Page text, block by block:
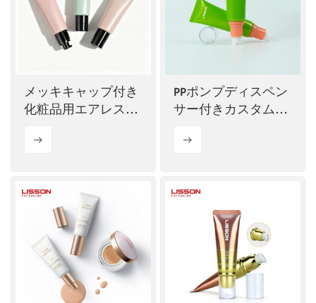
メッキキャップ付き
化粧品用エアレスポ
PPポンプディスペン
サー付きカスタム化
製スクイーズチュー